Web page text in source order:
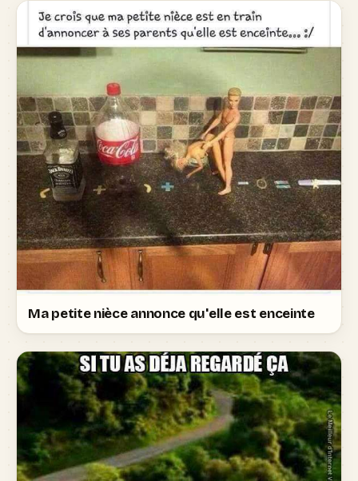
Ma petite nièce annonce qu'elle est enceinte